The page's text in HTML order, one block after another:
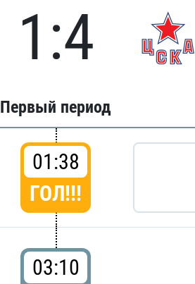
1:4
Первый период
01:38
ГОЛ!!!
03:10